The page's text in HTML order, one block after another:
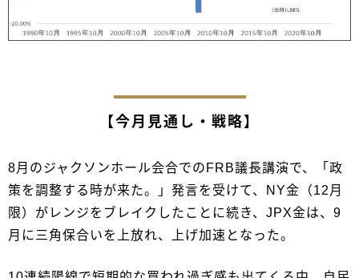
【今月見通し・戦略】
8月のジャクソンホール会合でのFRB議長講演で、「政
策を調整する時が来た。」発言を受けて、NY金（12月
限）がレンジをブレイクしたことに続き、JPX金は、9
月に三角保合いを上放れ、上げ加速となった。